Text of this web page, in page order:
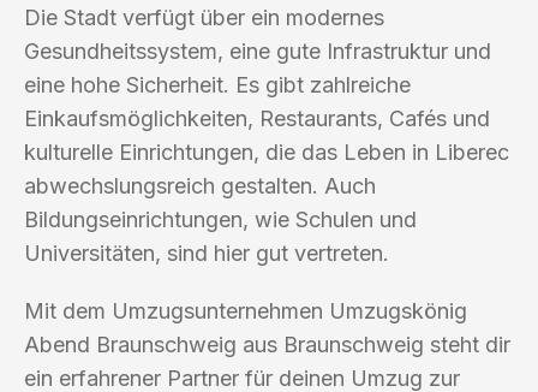
Die Stadt verfügt über ein modernes
Gesundheitssystem, eine gute Infrastruktur und
eine hohe Sicherheit. Es gibt zahlreiche
Einkaufsmöglichkeiten, Restaurants, Cafés und
kulturelle Einrichtungen, die das Leben in Liberec
abwechslungsreich gestalten. Auch
Bildungseinrichtungen, wie Schulen und
Universitäten, sind hier gut vertreten.
Mit dem Umzugsunternehmen Umzugskönig
Abend Braunschweig aus Braunschweig steht dir
ein erfahrener Partner für deinen Umzug zur